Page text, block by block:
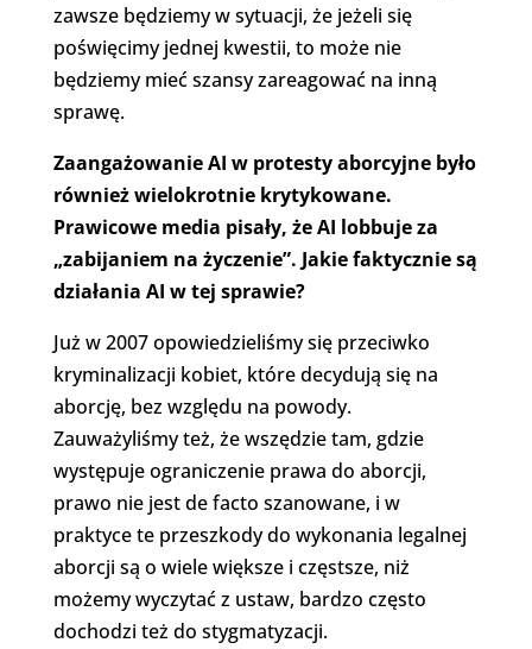
zawsze będziemy w sytuacji, że jeżeli się
poświęcimy jednej kwestii, to może nie
będziemy mieć szansy zareagować na inną
sprawę.
Zaangażowanie AI w protesty aborcyjne było
również wielokrotnie krytykowane.
Prawicowe media pisały, że AI lobbuje za
„zabijaniem na życzenie”. Jakie faktycznie są
działania AI w tej sprawie?
Już w 2007 opowiedzieliśmy się przeciwko
kryminalizacji kobiet, które decydują się na
aborcję, bez względu na powody.
Zauważyliśmy też, że wszędzie tam, gdzie
występuje ograniczenie prawa do aborcji,
prawo nie jest de facto szanowane, i w
praktyce te przeszkody do wykonania legalnej
aborcji są o wiele większe i częstsze, niż
możemy wyczytać z ustaw, bardzo często
dochodzi też do stygmatyzacji.